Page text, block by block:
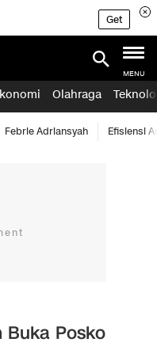
Get
MENU
Olahraga
Febrie Adriansyah Efisiensi
Buka Posko